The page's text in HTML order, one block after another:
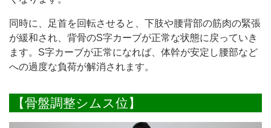
同時に、足首を回転させると、下肢や腰背部の筋肉の緊張
が緩和され、背骨のS字カーブが正常な状態に戻っていき
ます。S字カーブが正常になれば、体幹が安定し腰部など
への過度な負荷が解消されます。
【骨盤調整シムス位】